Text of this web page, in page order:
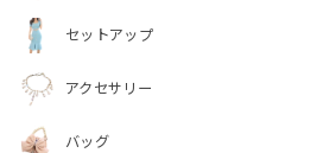
セットアップ
アクセサリー
バッグ